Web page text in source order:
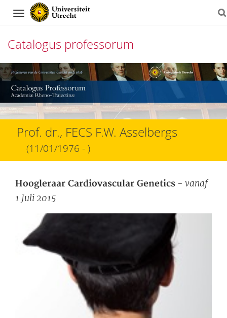
Navigation
Catalogus professorum
Direct
naar
het
inhoud
Prof. dr., FECS F.W. Asselbergs
(11/01/1976 - )
Hoogleraar Cardiovascular Genetics - vanaf
1 Juli 2015